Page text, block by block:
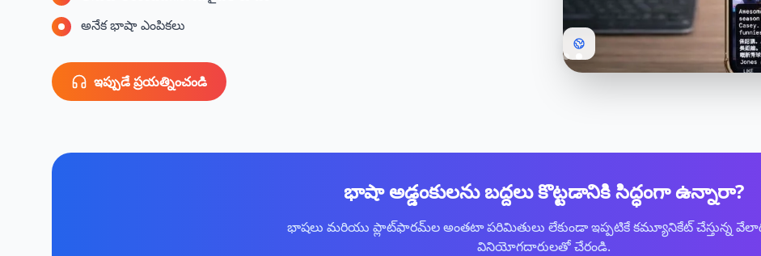
అనేక భాషా ఎంపికలు
ఇప్పుడే ప్రయత్నించండి
భాషా అడ్డంకులను బద్దలు కొట్టడానికి సిద్ధంగా ఉన్నారా?
భాషలు మరియు ప్లాట్‌ఫారమ్‌ల అంతటా పరిమితులు లేకుండా ఇప్పటికే కమ్యూనికేట్ చేస్తున్న
వినియోగదారులతో చేరండి.